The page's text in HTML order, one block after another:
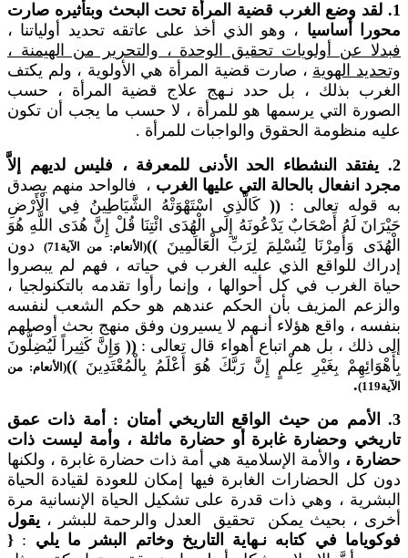
1. لقد وضع الغرب قضية المرأة تحت البحث وبتأثيره صارت
محورا أساسيا ، وهو الذي أخذ على عاتقه تحديد أولياتنا ،
فبدلا عن أولويات تحقيق الوحدة ، والتحرير من الهيمنة ،
وتحديد الهوية ، صارت قضية المرأة هي الأولوية ، ولم يكتف
الغرب بذلك ، بل حدد نـهج علاج قضية المرأة ، حسب
الصورة التي يرسمها هو للمرأة ، لا حسب ما يجب أن تكون
عليه منظومة الحقوق والواجبات للمرأة .
2. يفتقد النشطاء الحد الأدنى للمعرفة ، فليس لديهم إلاَّ
مجرد انفعال بالحالة التي عليها الغرب ، فالواحد منهم يصدق
به قوله تعالى : (( كَالَّذِي اسْتَهْوَتْهُ الشَّيَاطِينُ فِي الْأَرْضِ
حَيْرَانَ لَهُ أَصْحَابٌ يَدْعُونَهُ إِلَى الْهُدَى ائْتِنَا قُلْ إِنَّ هُدَى اللَّهِ هُوَ
الْهُدَى وَأُمِرْنَا لِنُسْلِمَ لِرَبِّ الْعَالَمِينَ ))(الأنعام: من الآية71)
دون
إدراك للواقع الذي عليه الغرب في حياته ، فهم لم يبصروا
حياة الغرب في كل أحوالها ، وإنما رأوا تقدمه بالتكنولجيا ،
والزعم المزيف بأن الحكم عندهم هو حكم الشعب لنفسه
بنفسه ، واقع هؤلاء أنـهم لا يسيرون وفق منهج بحث أوصلهم
إلى ذلك ، بل هم اتباع أهواء قال تعالى : ((وَإِنَّ كَثِيراً لَيُضِلُّونَ
بِأَهْوَائِهِمْ بِغَيْرِ عِلْمٍ إِنَّ رَبَّكَ هُوَ أَعْلَمُ بِالْمُعْتَدِينَ))(الأنعام: من
الآية119)
.
3. الأمم من حيث الواقع التاريخي أمتان : أمة ذات عمق
تاريخي وحضارة غابرة أو حضارة ماثلة ، وأمة ليست ذات
حضارة ، والأمة الإسلامية هي أمة ذات حضارة غابرة ، ولكنها
دون كل الحضارات الغابرة فيها إمكان للعودة لقيادة الحياة
البشرية ، وهي ذات قدرة على تشكيل الحياة الإنسانية مرة
أخرى ، بحيث يمكن تحقيق العدل والرحمة للبشر ، يقول
فوكوياما في كتابه نـهاية التاريخ وخاتم البشر ما يلي :
{